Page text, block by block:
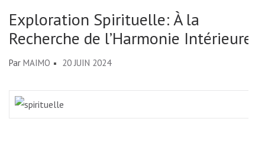
Exploration Spirituelle: À la
Recherche de l’Harmonie Intérieure
Par MAIMO 20 JUIN 2024